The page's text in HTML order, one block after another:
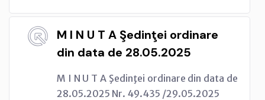
M I N U T A Şedinţei ordinare
din data de 28.05.2025
M I N U T A Şedinţei ordinare din data de
28.05.2025 Nr. 49.435 /29.05.2025